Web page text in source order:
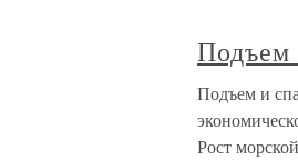
Подъем
Подъем и
Рост